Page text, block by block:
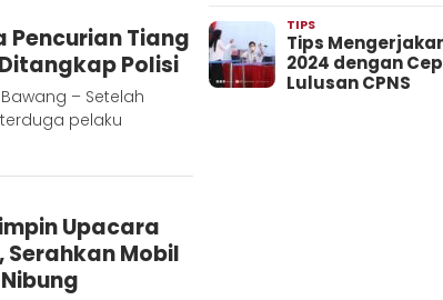
Pencurian Tiang
Polisi
– Setelah
pelaku
Upacara
Mobil
TIPS
Tips
2024 dengan
Lulusan CPNS